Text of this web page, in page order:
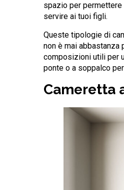
spazio per
servire ai tuoi figli.
Queste tipologie di
non è mai
composizioni utili per
ponte o a soppalco
Cameretta